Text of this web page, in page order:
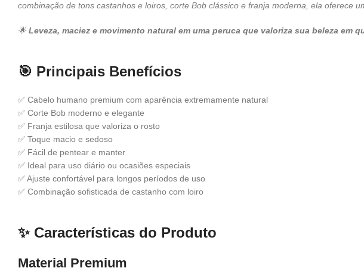
combinação de tons castanhos e loiros, corte Bob clássico e franja moderna, ela oferece
🌟Leveza, maciez e movimento natural em uma peruca que valoriza sua beleza em
🎯 Principais Benefícios
✅ Cabelo humano premium com aparência extremamente natural
✅ Corte Bob moderno e elegante
✅ Franja estilosa que valoriza o rosto
✅ Toque macio e sedoso
✅ Fácil de pentear e manter
✅ Ideal para uso diário ou ocasiões especiais
✅ Ajuste confortável para longos períodos de uso
✅ Combinação sofisticada de castanho com loiro
✨ Características do Produto
Material Premium